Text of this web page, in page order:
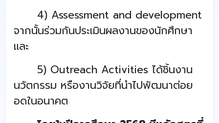
4) Assessment and development
จากนั้นร่วมกันประเมินผลงานของนักศึกษา
และ
5) Outreach Activities ได้ชิ้นงาน
นวัตกรรม หรืองานวิจัยที่นำไปพัฒนาต่อย
อดในอนาคต